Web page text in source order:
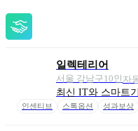
일렉테리어
서울 강남구10인 자
최신 IT와 스마트
인센티브 스톡옵션 성과보상